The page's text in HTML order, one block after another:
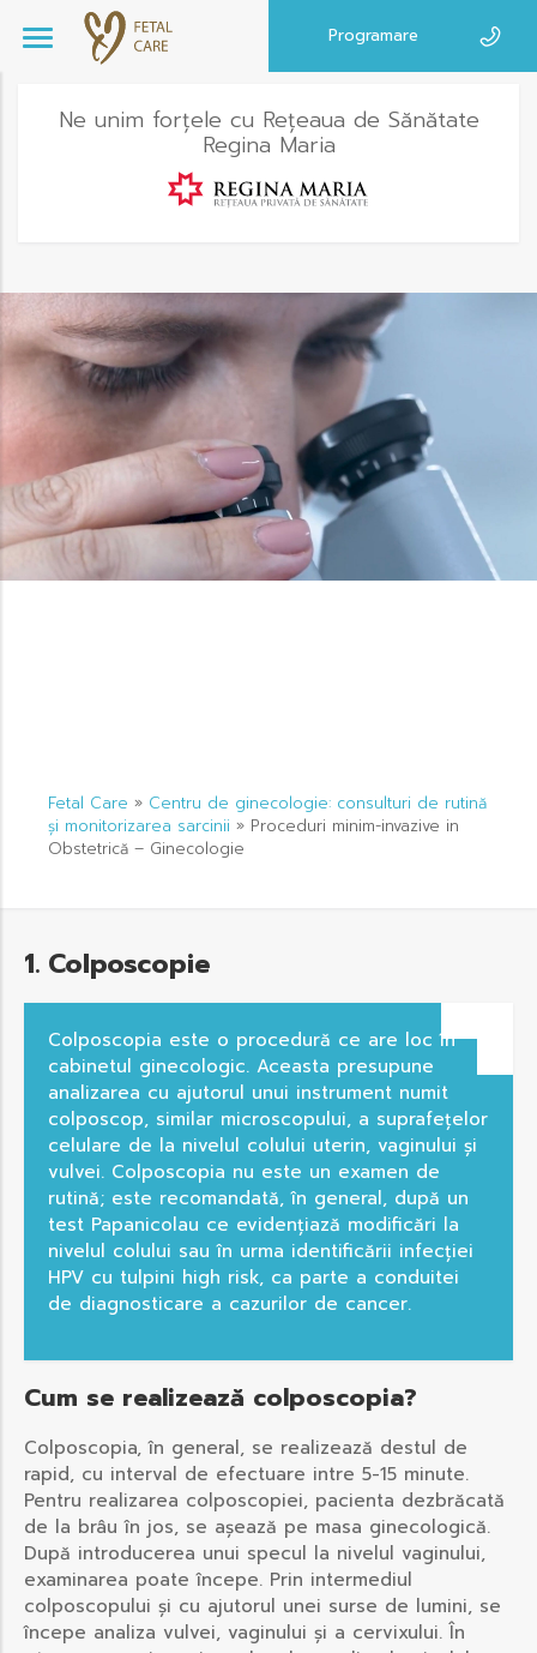
Programare
Ne unim forțele cu Rețeaua de Sănătate
Regina Maria
Fetal Care » Centru de ginecologie: consulturi de rutină
și monitorizarea sarcinii » Proceduri minim-invazive in
Obstetrică – Ginecologie
1. Colposcopie
Colposcopia este o procedură ce are loc în
cabinetul ginecologic. Aceasta presupune
analizarea cu ajutorul unui instrument numit
colposcop, similar microscopului, a suprafețelor
celulare de la nivelul colului uterin, vaginului și
vulvei. Colposcopia nu este un examen de
rutină; este recomandată, în general, după un
test Papanicolau ce evidențiază modificări la
nivelul colului sau în urma identificării infecției
HPV cu tulpini high risk, ca parte a conduitei
de diagnosticare a cazurilor de cancer.
Cum se realizează colposcopia?
Colposcopia, în general, se realizează destul de
rapid, cu interval de efectuare intre 5-15 minute.
Pentru realizarea colposcopiei, pacienta dezbrăcată
de la brâu în jos, se așează pe masa ginecologică.
După introducerea unui specul la nivelul vaginului,
examinarea poate începe. Prin intermediul
colposcopului și cu ajutorul unei surse de lumini, se
începe analiza vulvei, vaginului și a cervixului. În